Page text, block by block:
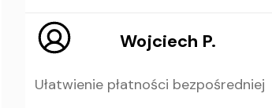
Wojciech P.
Ułatwienie płatności bezpośredniej